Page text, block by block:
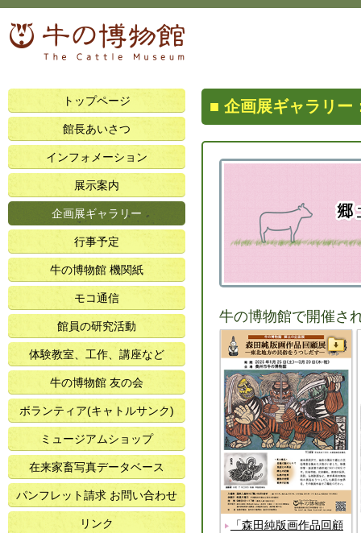
トップページ
館長あいさつ
インフォメーション
展示案内
企画展ギャラリー
行事予定
牛の博物館 機関紙
モコ通信
館員の研究活動
体験教室、工作、講座など
牛の博物館 友の会
ボランティア(キャトルサンク)
ミュージアムショップ
在来家畜写真データベース
パンフレット請求 お問い合わせ
リンク
企画展ギャラリー
牛の博物館で開催さ
「森田純版画作品回顧